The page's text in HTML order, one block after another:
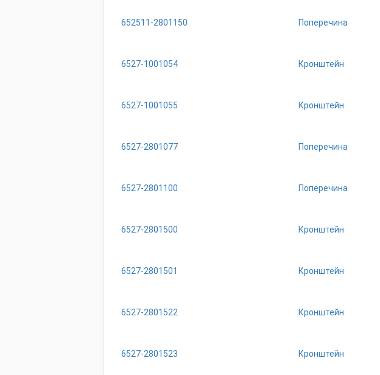
652511-2801150 Поперечина
6527-1001054 Кронштейн
6527-1001055 Кронштейн
6527-2801077 Поперечина
6527-2801100 Поперечина
6527-2801500 Кронштейн
6527-2801501 Кронштейн
6527-2801522 Кронштейн
6527-2801523 Кронштейн